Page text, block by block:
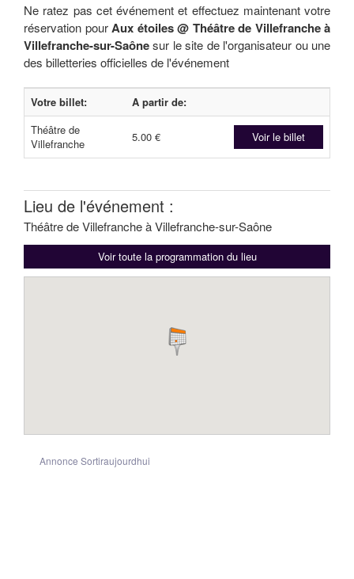
Ne ratez pas cet événement et effectuez maintenant votre
réservation pourAux étoiles @ Théâtre de Villefranche à
Villefranche-sur-Saônesur le site de l'organisateur ou une
des billetteries officielles de l'événement
Votre billet:
A partir de:
Théâtre de
Villefranche
5.00 € Voir le billet
Lieu de l'événement :
Théâtre de Villefranche à Villefranche-sur-Saône
Voir toute la programmation du lieu
Annonce Sortiraujourdhui